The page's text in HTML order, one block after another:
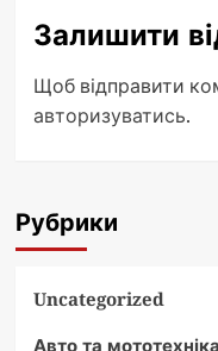
Залишити
Щоб відправити
авторизуватись.
Рубрики
Uncategorized
Авто та мототехніка